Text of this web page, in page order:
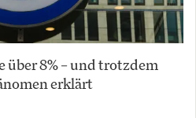
über 8% – und trotzdem
erklärt